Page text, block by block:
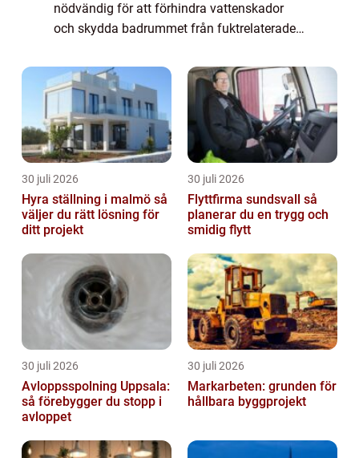
nödvändig för att förhindra vattenskador
och skydda badrummet från fuktrelaterade
detaljerad översikt av ”renovera badru...
30 juli 2026
Hyra ställning i malmö så
väljer du rätt lösning för
ditt projekt
30 juli 2026
Flyttfirma sundsvall så
planerar du en trygg och
smidig flytt
30 juli 2026
Avloppsspolning Uppsala:
så förebygger du stopp i
avloppet
30 juli 2026
Markarbeten: grunden för
hållbara byggprojekt